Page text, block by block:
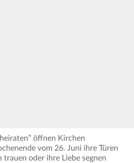
öffnen Kirchen
vom 26. Juni ihre Türen
oder ihre Liebe segnen